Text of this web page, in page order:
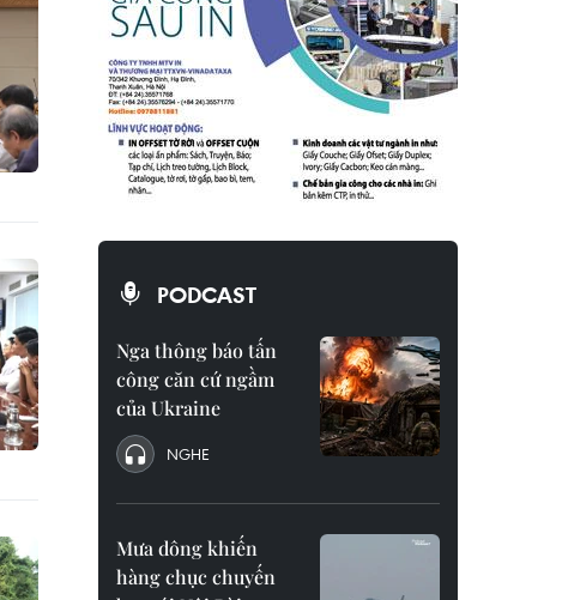
PODCAST
Nga thông báo tấn
công căn cứ ngầm
của Ukraine
NGHE
Mưa dông khiến
hàng chục chuyến